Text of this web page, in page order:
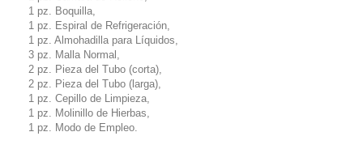
1 pz. Boquilla,
1 pz. Espiral de Refrigeración,
1 pz. Almohadilla para Líquidos,
3 pz. Malla Normal,
2 pz. Pieza del Tubo (corta),
2 pz. Pieza del Tubo (larga),
1 pz. Cepillo de Limpieza,
1 pz. Molinillo de Hierbas,
1 pz. Modo de Empleo.